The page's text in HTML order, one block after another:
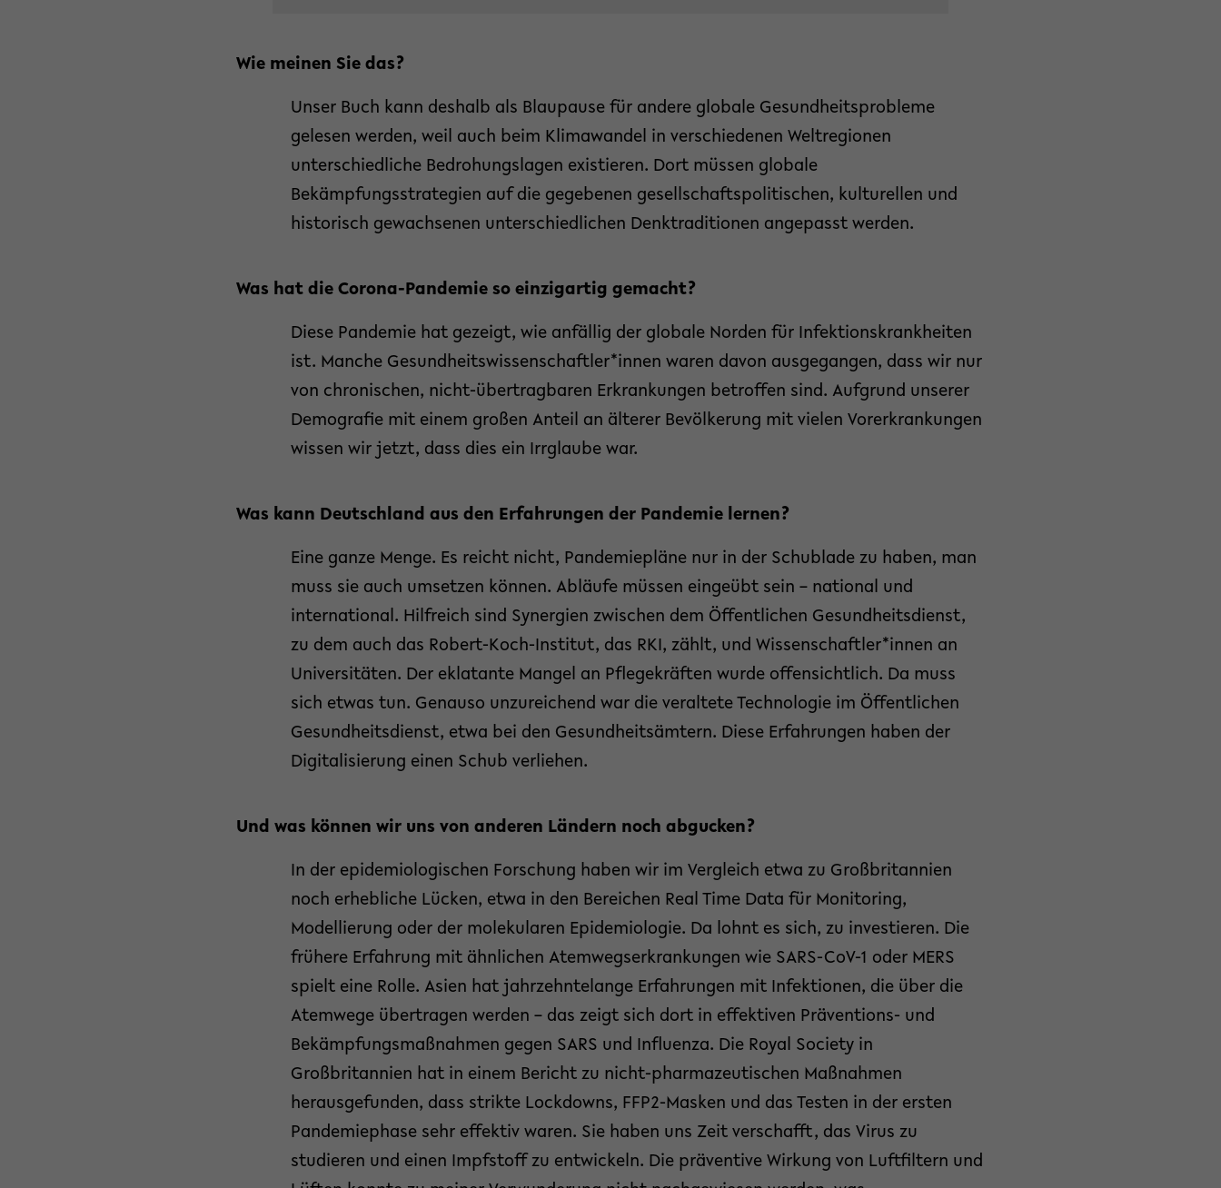
Wie meinen Sie das?
Unser Buch kann deshalb als Blaupause für andere globale Gesundheitsprobleme
gelesen werden, weil auch beim Klimawandel in verschiedenen Weltregionen
unterschiedliche Bedrohungslagen existieren. Dort müssen globale
Bekämpfungsstrategien auf die gegebenen gesellschaftspolitischen, kulturellen und
historisch gewachsenen unterschiedlichen Denktraditionen angepasst werden.
Was hat die Corona-Pandemie so einzigartig gemacht?
Diese Pandemie hat gezeigt, wie anfällig der globale Norden für Infektionskrankheiten
ist. Manche Gesundheitswissenschaftler*innen waren davon ausgegangen, dass wir nur
von chronischen, nicht-übertragbaren Erkrankungen betroffen sind. Aufgrund unserer
Demografie mit einem großen Anteil an älterer Bevölkerung mit vielen Vorerkrankungen
wissen wir jetzt, dass dies ein Irrglaube war.
Was kann Deutschland aus den Erfahrungen der Pandemie lernen?
Eine ganze Menge. Es reicht nicht, Pandemiepläne nur in der Schublade zu haben, man
muss sie auch umsetzen können. Abläufe müssen eingeübt sein – national und
international. Hilfreich sind Synergien zwischen dem Öffentlichen Gesundheitsdienst,
zu dem auch das Robert-Koch-Institut, das RKI, zählt, und Wissenschaftler*innen an
Universitäten. Der eklatante Mangel an Pflegekräften wurde offensichtlich. Da muss
sich etwas tun. Genauso unzureichend war die veraltete Technologie im Öffentlichen
Gesundheitsdienst, etwa bei den Gesundheitsämtern. Diese Erfahrungen haben der
Digitalisierung einen Schub verliehen.
Und was können wir uns von anderen Ländern noch abgucken?
In der epidemiologischen Forschung haben wir im Vergleich etwa zu Großbritannien
noch erhebliche Lücken, etwa in den Bereichen Real Time Data für Monitoring,
Modellierung oder der molekularen Epidemiologie. Da lohnt es sich, zu investieren. Die
frühere Erfahrung mit ähnlichen Atemwegserkrankungen wie SARS-CoV-1 oder MERS
spielt eine Rolle. Asien hat jahrzehntelange Erfahrungen mit Infektionen, die über die
Atemwege übertragen werden – das zeigt sich dort in effektiven Präventions- und
Bekämpfungsmaßnahmen gegen SARS und Influenza. Die Royal Society in
Großbritannien hat in einem Bericht zu nicht-pharmazeutischen Maßnahmen
herausgefunden, dass strikte Lockdowns, FFP2-Masken und das Testen in der ersten
Pandemiephase sehr effektiv waren. Sie haben uns Zeit verschafft, das Virus zu
studieren und einen Impfstoff zu entwickeln. Die präventive Wirkung von Luftfiltern und